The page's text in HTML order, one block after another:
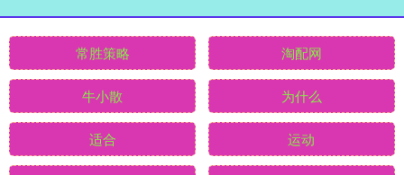
常胜策略 淘配网
牛小散 为什么
适合 运动